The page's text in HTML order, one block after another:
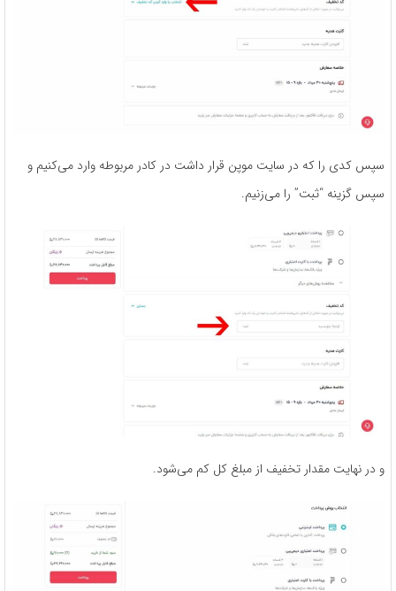
سپس کدی را که در سایت موپن قرار داشت در کادر مربوطه وارد می‌کنیم و
سپس گزینه “ثبت” را می‌زنیم.
و در نهایت مقدار تخفیف از مبلغ کل کم می‌شود.